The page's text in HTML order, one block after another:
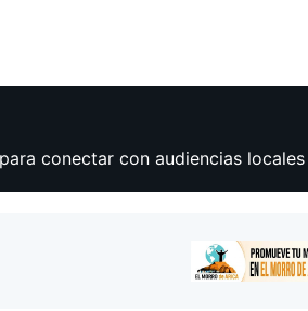
conectar con audiencias